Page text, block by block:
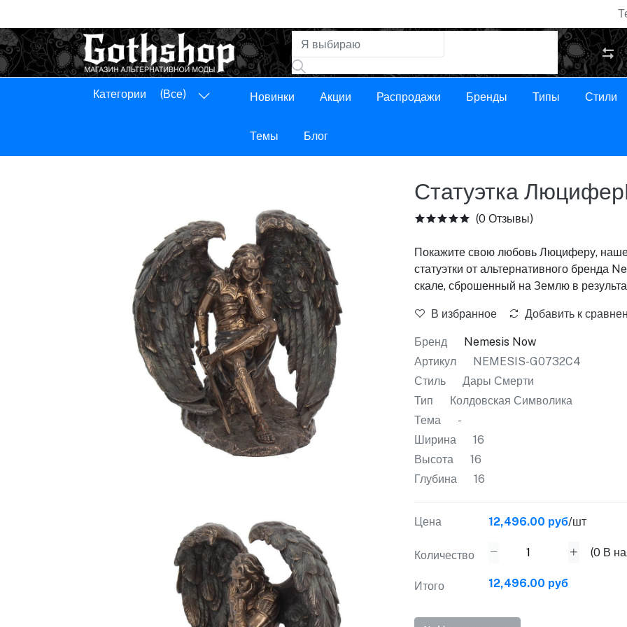
Панель управления
Категории (Все) Новинки Акции Распродажи Бренды Типы Стили
Темы Блог
Статуэтка
(0 Отзывы)
Покажите свою любовь Люциферу,
статуэтки от альтернативного бренда
скале, сброшенный на Землю в
В избранное Добавить к
Бренд
Nemesis Now
Артикул
NEMESIS-G0732C4
Стиль
Дары Смерти
Тип
Колдовская Символика
Тема
-
Ширина
16
Высота
16
Глубина
16
Цена 12,496.00 руб/шт
Количество (0В
Итого 12,496.00 руб